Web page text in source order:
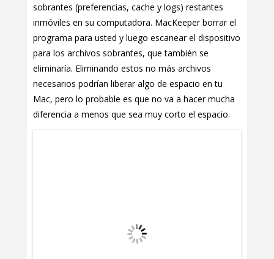
sobrantes (preferencias, cache y logs) restantes
inmóviles en su computadora. MacKeeper borrar el
programa para usted y luego escanear el dispositivo
para los archivos sobrantes, que también se
eliminaría. Eliminando estos no más archivos
necesarios podrían liberar algo de espacio en tu
Mac, pero lo probable es que no va a hacer mucha
diferencia a menos que sea muy corto el espacio.